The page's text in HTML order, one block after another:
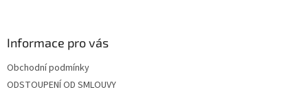
Informace pro vás
Obchodní podmínky
ODSTOUPENÍ OD SMLOUVY